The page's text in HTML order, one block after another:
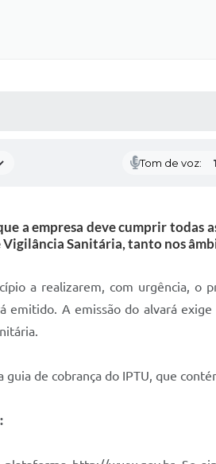
Tom de voz:
a empresa deve cumprir todas
Sanitária, tanto nos
a realizarem, com urgência, o
emitido. A emissão do alvará
de cobrança do IPTU, que